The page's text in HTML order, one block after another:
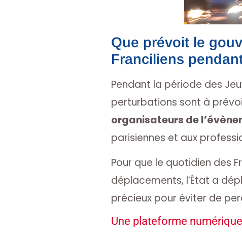
Que prévoit le
Franciliens
Pendant la période des
perturbations sont à
organisateurs de
parisiennes et aux
Pour que le quotidien des
déplacements, l’État a
précieux pour éviter de
Une plateforme